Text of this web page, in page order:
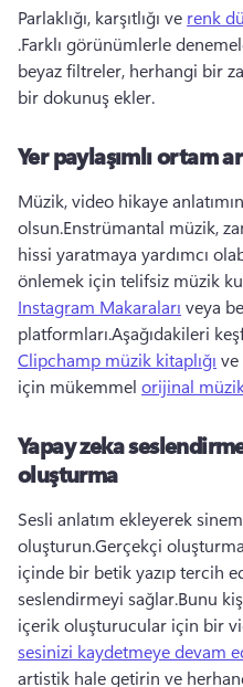
Parlaklığı, karşıtlığı ve renk
.Farklı görünümlerle
beyaz filtreler, herhangi bir
bir dokunuş ekler.
Yer paylaşımlı ortam
Müzik, video hikaye
olsun.Enstrümantal müzik,
hissi yaratmaya yardımcı
önlemek için telifsiz müzik
Instagram Makaraları veya
platformları.Aşağıdakileri
Clipchamp müzik kitaplığı ve
için mükemmel orijinal
Yapay zeka
oluşturma
Sesli anlatım ekleyerek
oluşturun.Gerçekçi oluşturma
içinde bir betik yazıp tercih
seslendirmeyi sağlar.Bunu
içerik oluşturucular için bir
sesinizi kaydetmeye devam
artistik hale getirin ve